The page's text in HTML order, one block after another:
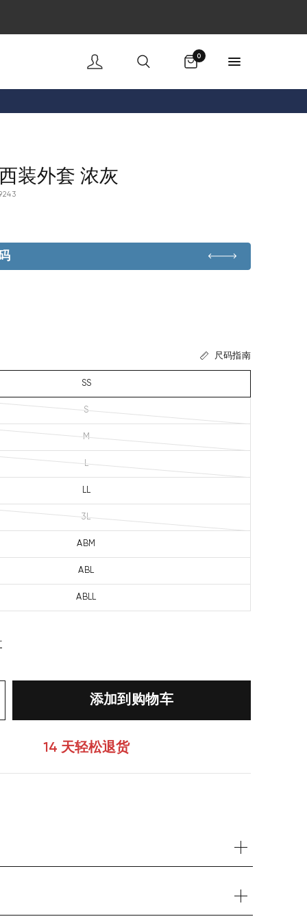
0
装外套 浓灰
尺码指南
SS
S
M
L
LL
3L
ABM
ABL
ABLL
添加到购物车
14 天轻松退货